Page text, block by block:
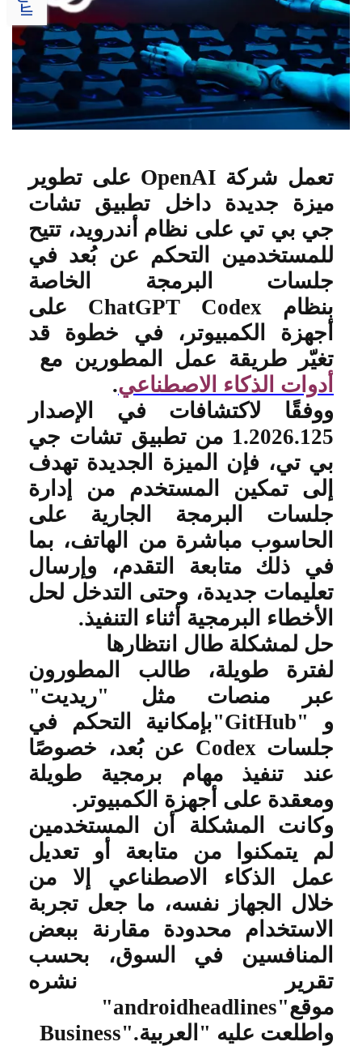
تعمل شركة OpenAI على تطوير
ميزة جديدة داخل تطبيق تشات
جي بي تي على نظام أندرويد، تتيح
للمستخدمين التحكم عن بُعد في
جلسات البرمجة الخاصة
بنظام ChatGPT Codex على
أجهزة الكمبيوتر، في خطوة قد
تغيّر طريقة عمل المطورين مع
أدوات الذكاء الاصطناعي.
ووفقًا لاكتشافات في الإصدار
1.2026.125 من تطبيق تشات جي
بي تي، فإن الميزة الجديدة تهدف
إلى تمكين المستخدم من إدارة
جلسات البرمجة الجارية على
الحاسوب مباشرة من الهاتف، بما
في ذلك متابعة التقدم، وإرسال
تعليمات جديدة، وحتى التدخل لحل
الأخطاء البرمجية أثناء التنفيذ.
حل لمشكلة طال انتظارها
لفترة طويلة، طالب المطورون
عبر منصات مثل "ريديت"
و "GitHub"بإمكانية التحكم في
جلسات Codex عن بُعد، خصوصًا
عند تنفيذ مهام برمجية طويلة
ومعقدة على أجهزة الكمبيوتر .
وكانت المشكلة أن المستخدمين
لم يتمكنوا من متابعة أو تعديل
عمل الذكاء الاصطناعي إلا من
خلال الجهاز نفسه، ما جعل تجربة
الاستخدام محدودة مقارنة ببعض
المنافسين في السوق، بحسب
تقرير نشره
موقع"androidheadlines"
واطلعت عليه "العربيةBusiness".